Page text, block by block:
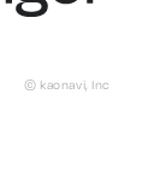
© kaonavi, Inc